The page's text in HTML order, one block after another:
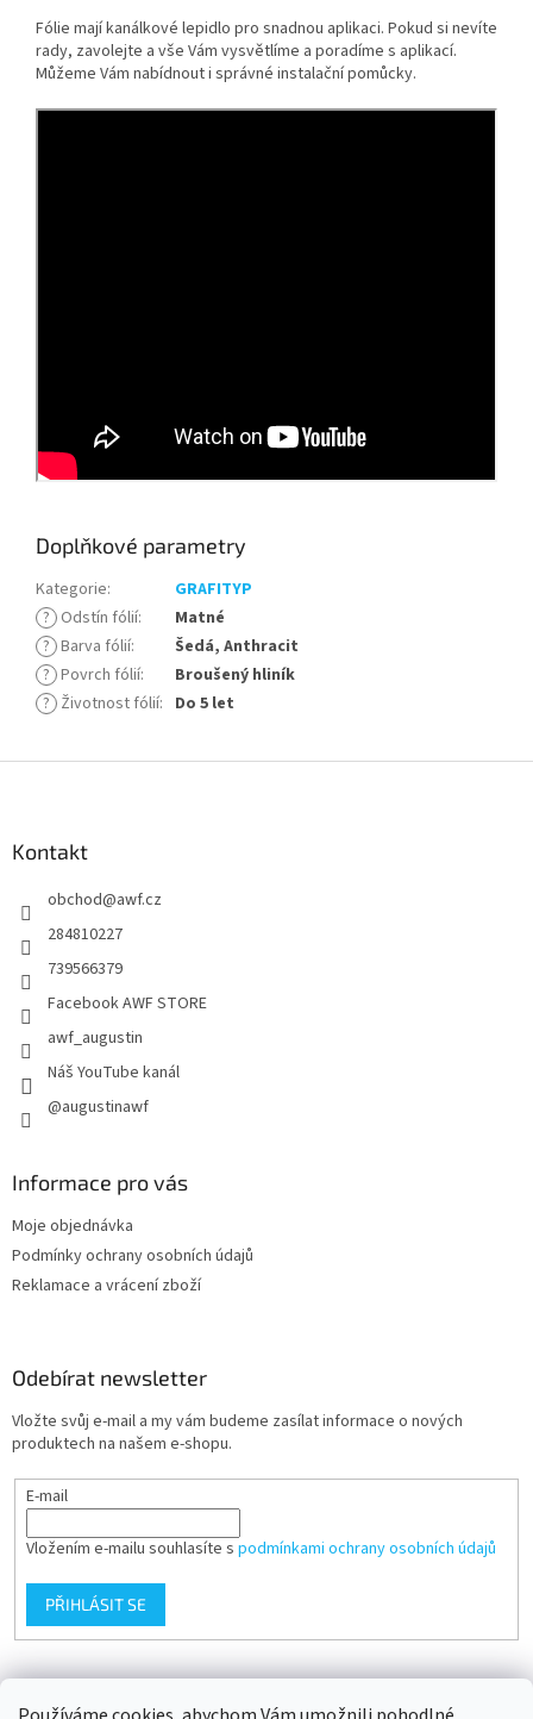
Fólie mají kanálkové lepidlo pro snadnou aplikaci. Pokud si nevíte
rady, zavolejte a vše Vám vysvětlíme a poradíme s aplikací.
Můžeme Vám nabídnout i správné instalační pomůcky.
Doplňkové parametry
Kategorie:
GRAFITYP
? Odstín fólií:
Matné
? Barva fólií:
Šedá, Anthracit
? Povrch fólií:
Broušený hliník
? Životnost fólií: Do 5 let
Kontakt
obchod@awf.cz
284810227
739566379
Facebook AWF STORE
awf_augustin
Náš YouTube kanál
@augustinawf
Informace pro vás
Moje objednávka
Podmínky ochrany osobních údajů
Reklamace a vrácení zboží
Odebírat newsletter
Vložte svůj e-mail a my vám budeme zasílat informace o nových
produktech na našem e-shopu.
E-mail
Vložením e-mailu souhlasíte s podmínkami ochrany osobních údajů
PŘIHLÁSIT SE